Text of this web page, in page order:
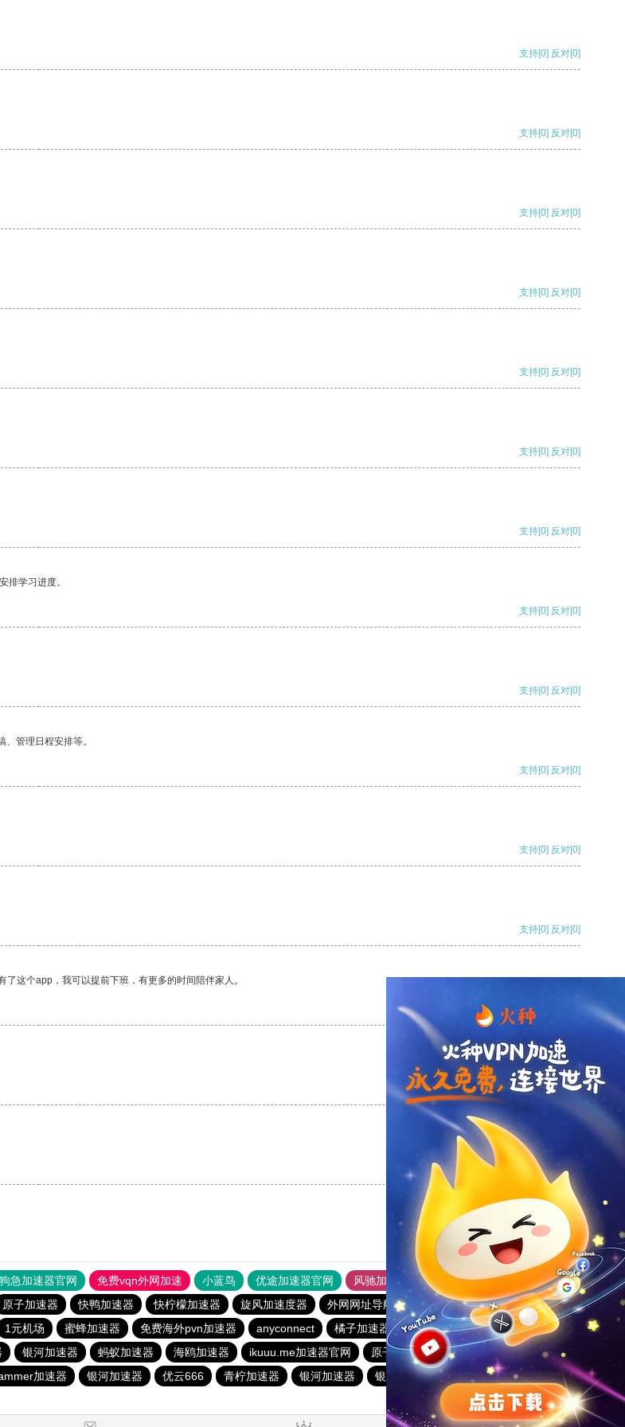
支持[0] 反对[0]
支持[0] 反对[0]
支持[0] 反对[0]
支持[0] 反对[0]
支持[0] 反对[0]
支持[0] 反对[0]
支持[0] 反对[0]
排学习进度。
支持[0] 反对[0]
支持[0] 反对[0]
管理日程安排等。
支持[0] 反对[0]
支持[0] 反对[0]
支持[0] 反对[0]
这个app，我可以提前下班，有更多的时间陪伴家人。
支持
支持[0] 反对[0]
支持[0] 反对[0]
狗急加速器官网 免费vqn外网加速 小蓝鸟 优途加速器官网 风驰加速器
旋风加速器
原子加速器 快鸭加速器 快柠檬加速器 旋风加速度器 外网网址导航 软件中心 速鹰666
anyconnect
1元机场 蜜蜂加速器 免费海外pvn加速器 anyconnect 橘子加速器 vp(永久免费)加速器
abc加速器
银河加速器 蚂蚁加速器 海鸥加速器 ikuuu.me加速器官网 原子加速器 白鲸加速器
veee加速器
加速器 银河加速器 优云666 青柠加速器 银河加速器 银河加速器 银河加速器
暴雪加速器